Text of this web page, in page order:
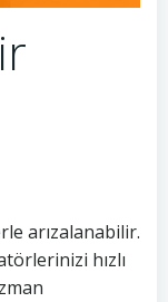
arızalanabilir.
hızlı